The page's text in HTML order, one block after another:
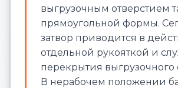
выгрузочным отверстием
прямоугольной формы.
затвор приводится в
отдельной рукояткой и
перекрытия выгрузочного
В нерабочем положении